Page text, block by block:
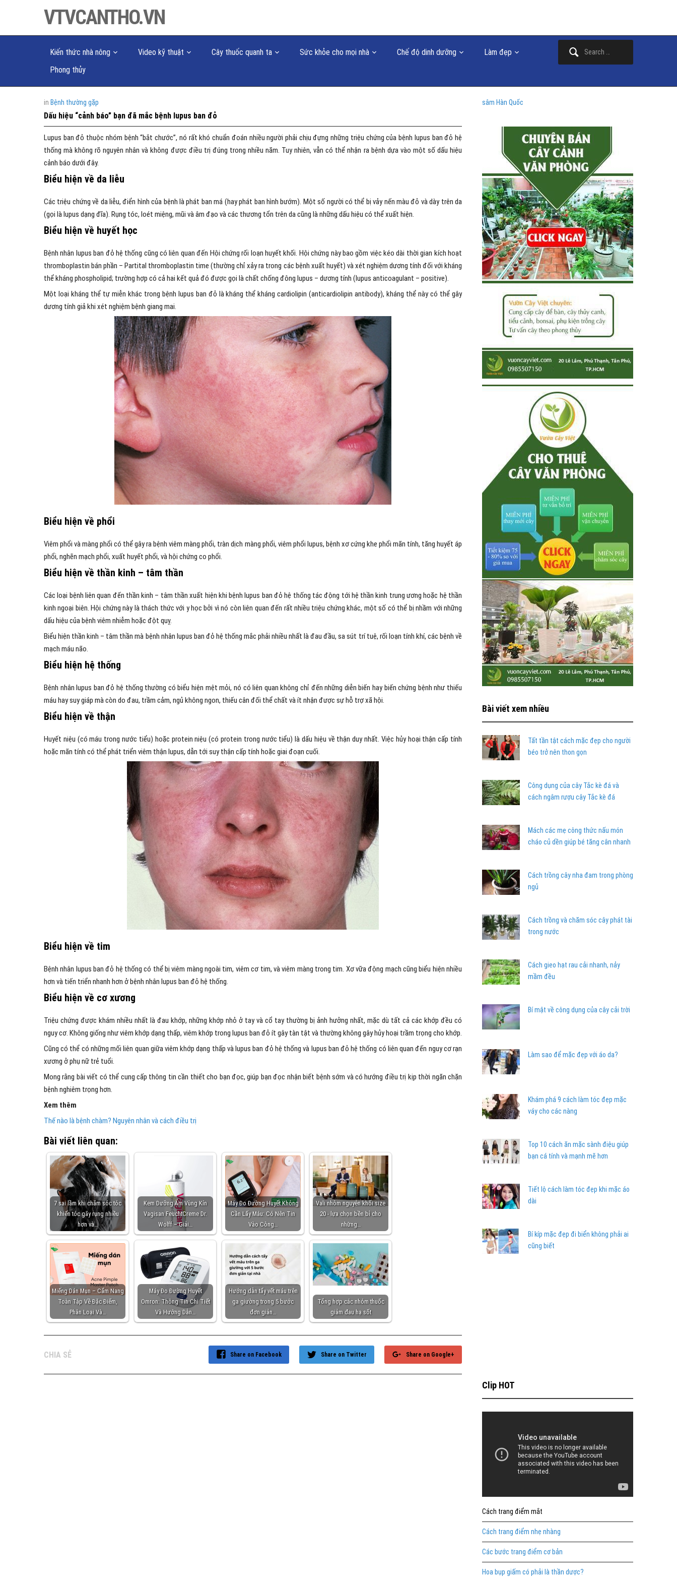
VTVCANTHO.VN
Kiến thức nhà nông Video kỹ thuật Cây thuốc quanh ta Sức khỏe cho mọi nhà Chế độ dinh dưỡng
Làm đẹp
Phong thủy
in Bệnh thường gặp
Dấu hiệu “cảnh báo” bạn đã mắc bệnh lupus ban đỏ
Lupus ban đỏ thuộc nhóm bệnh “bắt chước”, nó rất khó chuẩn đoán nhiều người phải chịu đựng những triệu chứng của bệnh lupus ban đỏ hệ
thống mà không rõ nguyên nhân và không được điều trị đúng trong nhiều năm. Tuy nhiên, vẫn có thể nhận ra bệnh dựa vào một số dấu hiệu
cảnh báo dưới đây.
Biểu hiện về da liễu
Các triệu chứng về da liễu, điển hình của bệnh là phát ban má (hay phát ban hình bướm). Một số người có thể bị vảy nến màu đỏ và dày trên da
(gọi là lupus dạng đĩa). Rụng tóc, loét miệng, mũi và âm đạo và các thương tổn trên da cũng là những dấu hiệu có thể xuất hiện.
Biểu hiện về huyết học
Bệnh nhân lupus ban đỏ hệ thống cũng có liên quan đến Hội chứng rối loạn huyết khối. Hội chứng này bao gồm việc kéo dài thời gian kích hoạt
thromboplastin bán phần – Partital thromboplastin time (thường chỉ xảy ra trong các bệnh xuất huyết) và xét nghiệm dương tính đối với kháng
thể kháng phospholipid; trường hợp có cả hai kết quả đó được gọi là chất chống đông lupus – dương tính (lupus anticoagulant – positive).
Một loại kháng thể tự miễn khác trong bệnh lupus ban đỏ là kháng thể kháng cardiolipin (anticardiolipin antibody), kháng thể này có thể gây
dương tính giả khi xét nghiệm bệnh giang mai.
Biểu hiện về phổi
Viêm phổi và màng phổi có thể gây ra bệnh viêm màng phổi, tràn dịch màng phổi, viêm phổi lupus, bệnh xơ cứng khe phổi mãn tính, tăng huyết áp
phổi, nghẽn mạch phổi, xuất huyết phổi, và hội chứng co phổi.
Biểu hiện về thần kinh – tâm thần
Các loại bệnh liên quan đến thần kinh – tâm thần xuất hiện khi bệnh lupus ban đỏ hệ thống tác động tới hệ thần kinh trung ương hoặc hệ thần
kinh ngoại biên. Hội chứng này là thách thức với y học bởi vì nó còn liên quan đến rất nhiều triệu chứng khác, một số có thể bị nhầm với những
dấu hiệu của bệnh viêm nhiễm hoặc đột quỵ.
Biểu hiện thần kinh – tâm thần mà bệnh nhân lupus ban đỏ hệ thống mắc phải nhiều nhất là đau đầu, sa sút trí tuệ, rối loạn tính khí, các bệnh về
mạch máu não.
Biểu hiện hệ thống
Bệnh nhân lupus ban đỏ hệ thống thường có biểu hiện mệt mỏi, nó có liên quan không chỉ đến những diễn biến hay biến chứng bệnh như thiếu
máu hay suy giáp mà còn do đau, trầm cảm, ngủ không ngon, thiếu cân đối thể chất và ít nhận được sự hỗ trợ xã hội.
Biểu hiện về thận
Huyết niệu (có máu trong nước tiểu) hoặc protein niệu (có protein trong nước tiểu) là dấu hiệu về thận duy nhất. Việc hủy hoại thận cấp tính
hoặc mãn tính có thể phát triển viêm thận lupus, dẫn tới suy thận cấp tính hoặc giai đoạn cuối.
Biểu hiện về tim
Bệnh nhân lupus ban đỏ hệ thống có thể bị viêm màng ngoài tim, viêm cơ tim, và viêm màng trong tim. Xơ vữa động mạch cũng biểu hiện nhiều
hơn và tiến triển nhanh hơn ở bệnh nhân lupus ban đỏ hệ thống.
Biểu hiện về cơ xương
Triệu chứng được khám nhiều nhất là đau khớp, những khớp nhỏ ở tay và cổ tay thường bị ảnh hưởng nhất, mặc dù tất cả các khớp đều có
nguy cơ. Không giống như viêm khớp dạng thấp, viêm khớp trong lupus ban đỏ ít gây tàn tật và thường không gây hủy hoại trầm trọng cho khớp.
Cũng có thể có những mối liên quan giữa viêm khớp dạng thấp và lupus ban đỏ hệ thống và lupus ban đỏ hệ thống có liên quan đến nguy cơ rạn
xương ở phụ nữ trẻ tuổi.
Mong rằng bài viết có thể cung cấp thông tin cần thiết cho bạn đọc, giúp bạn đọc nhận biết bệnh sớm và có hướng điều trị kịp thời ngăn chặn
bệnh nghiêm trọng hơn.
Xem thêm
Thế nào là bệnh chàm? Nguyên nhân và cách điều trị
Bài viết liên quan:
7 sai lầm khi chăm sóc tóc
khiến tóc gãy rụng nhiều
hơn và…
Kem Dưỡng Ẩm Vùng Kín
Vagisan FeuchtCreme Dr.
Wolff – Giải…
Máy Đo Đường Huyết Không
Cần Lấy Máu: Có Nên Tin
Vào Công…
Vali nhôm nguyên khối size
20 - lựa chọn bền bỉ cho
những…
Miếng Dán Mụn – Cẩm Nang
Toàn Tập Về Đặc Điểm,
Phân Loại Và…
Máy Đo Đường Huyết
Omron: Thông Tin Chi Tiết
Và Hướng Dẫn…
Hướng dẫn tẩy vết máu trên
ga giường trong 5 bước
đơn giản…
Tổng hợp các nhóm thuốc
giảm đau hạ sốt
CHIA SẺ Share on Google+
Share on Twitter
Share on Facebook
sâm Hàn Quốc
Bài viết xem nhiều
Tất tần tật cách mặc đẹp cho người
béo trở nên thon gọn
Công dụng của cây Tắc kè đá và
cách ngâm rượu cây Tắc kè đá
Mách các mẹ công thức nấu món
cháo củ dền giúp bé tăng cân nhanh
Cách trồng cây nha đam trong phòng
ngủ
Cách trồng và chăm sóc cây phát tài
trong nước
Cách gieo hạt rau cải nhanh, nảy
mầm đều
Bí mật về công dụng của cây cải trời
Làm sao để mặc đẹp với áo da?
Khám phá 9 cách làm tóc đẹp mặc
váy cho các nàng
Top 10 cách ăn mặc sành điệu giúp
bạn cá tính và mạnh mẽ hơn
Tiết lộ cách làm tóc đẹp khi mặc áo
dài
Bí kíp mặc đẹp đi biển không phải ai
cũng biết
Clip HOT
Cách trang điểm mắt
Cách trang điểm nhẹ nhàng
Các bước trang điểm cơ bản
Hoa bụp giấm có phải là thần dược?